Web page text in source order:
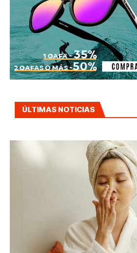
ÚLTIMAS NOTICIAS